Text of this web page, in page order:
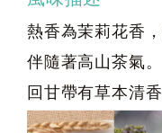
熱香為茉莉花香
伴隨著高山茶氣。
回甘帶有草本清香